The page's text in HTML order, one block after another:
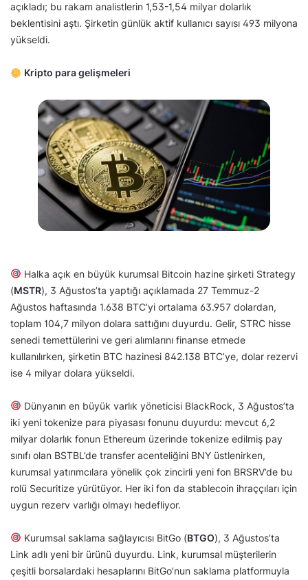
açıkladı; bu rakam analistlerin 1,53-1,54 milyar dolarlık
beklentisini aştı. Şirketin günlük aktif kullanıcı sayısı 493 milyona
yükseldi.
Kripto para gelişmeleri
Halka açık en büyük kurumsal Bitcoin hazine şirketi Strategy
(MSTR), 3 Ağustos’ta yaptığı açıklamada 27 Temmuz-2
Ağustos haftasında 1.638 BTC’yi ortalama 63.957 dolardan,
toplam 104,7 milyon dolara sattığını duyurdu. Gelir, STRC hisse
senedi temettülerini ve geri alımlarını finanse etmede
kullanılırken, şirketin BTC hazinesi 842.138 BTC’ye, dolar rezervi
ise 4 milyar dolara yükseldi.
Dünyanın en büyük varlık yöneticisi BlackRock, 3 Ağustos’ta
iki yeni tokenize para piyasası fonunu duyurdu: mevcut 6,2
milyar dolarlık fonun Ethereum üzerinde tokenize edilmiş pay
sınıfı olan BSTBL’de transfer acenteliğini BNY üstlenirken,
kurumsal yatırımcılara yönelik çok zincirli yeni fon BRSRV’de bu
rolü Securitize yürütüyor. Her iki fon da stablecoin ihraççıları için
uygun rezerv varlığı olmayı hedefliyor.
Kurumsal saklama sağlayıcısı BitGo (BTGO), 3 Ağustos’ta
Link adlı yeni bir ürünü duyurdu. Link, kurumsal müşterilerin
çeşitli borsalardaki hesaplarını BitGo’nun saklama platformuyla